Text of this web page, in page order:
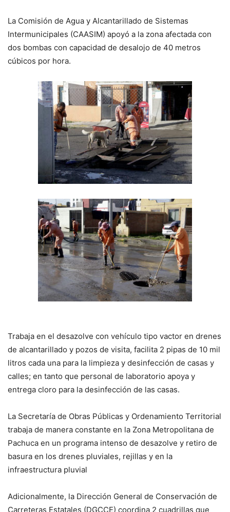
La Comisión de Agua y Alcantarillado de Sistemas
Intermunicipales (CAASIM) apoyó a la zona afectada con
dos bombas con capacidad de desalojo de 40 metros
cúbicos por hora.
Trabaja en el desazolve con vehículo tipo vactor en drenes
de alcantarillado y pozos de visita, facilita 2 pipas de 10 mil
litros cada una para la limpieza y desinfección de casas y
calles; en tanto que personal de laboratorio apoya y
entrega cloro para la desinfección de las casas.
La Secretaría de Obras Públicas y Ordenamiento Territorial
trabaja de manera constante en la Zona Metropolitana de
Pachuca en un programa intenso de desazolve y retiro de
basura en los drenes pluviales, rejillas y en la
infraestructura pluvial
Adicionalmente, la Dirección General de Conservación de
Carreteras Estatales (DGCCE) coordina 2 cuadrillas que